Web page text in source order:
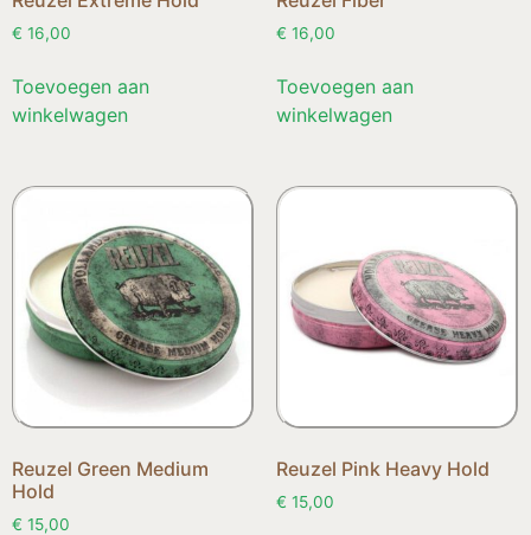
€ 16,00
Toevoegen aan
winkelwagen
€ 16,00
Toevoegen aan
winkelwagen
Reuzel Green Medium
Hold
€ 15,00
Reuzel Pink Heavy Hold
€ 15,00